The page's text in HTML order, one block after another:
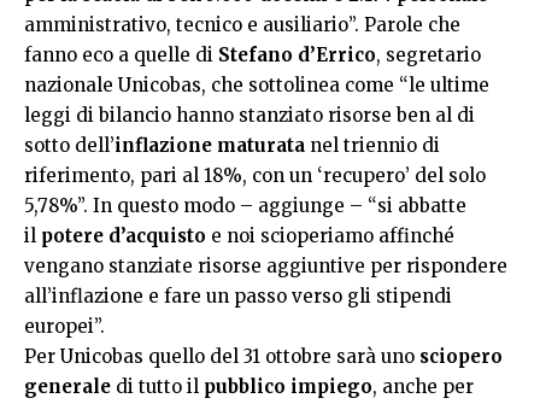
amministrativo, tecnico e ausiliario”. Parole che
fanno eco a quelle di Stefano d’Errico, segretario
nazionale Unicobas, che sottolinea come “le ultime
leggi di bilancio hanno stanziato risorse ben al di
sotto dell’inflazione maturata nel triennio di
riferimento, pari al 18%, con un ‘recupero’ del solo
5,78%”. In questo modo – aggiunge – “si abbatte
il potere d’acquisto e noi scioperiamo affinché
vengano stanziate risorse aggiuntive per rispondere
all’inflazione e fare un passo verso gli stipendi
europei”.
Per Unicobas quello del 31 ottobre sarà uno sciopero
generale di tutto il pubblico impiego, anche per